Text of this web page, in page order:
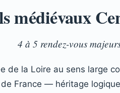
médiévaux
4 à 5 rendez-vous
de la Loire au sens large
France — héritage